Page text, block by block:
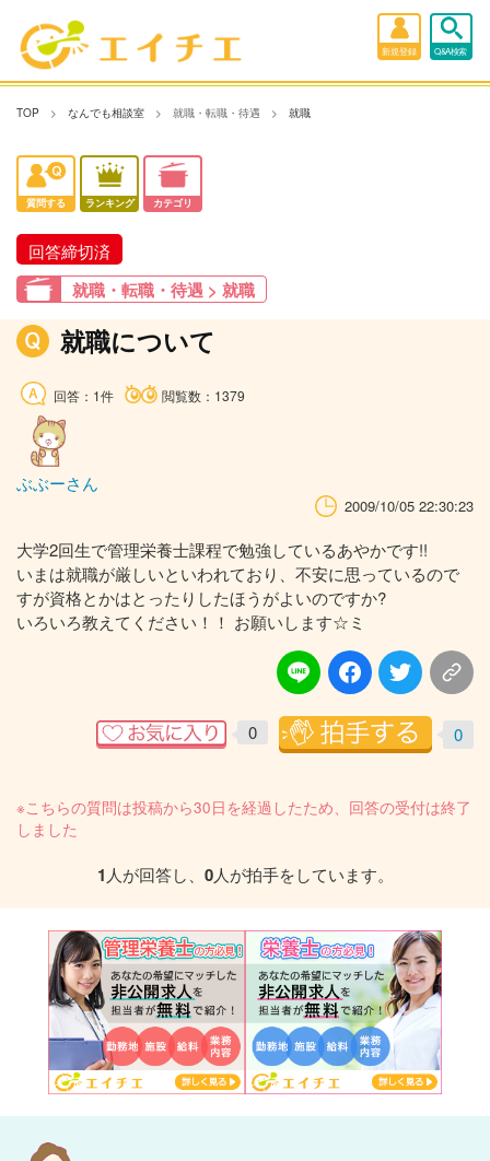
新規登録 Q&A検索
TOP なんでも相談室 就職・転職・待遇 就職
質問する ランキング カテゴリ
回答締切済
就職・転職・待遇 > 就職
就職について
回答：1件 閲覧数：1379
ぶぶーさん
2009/10/05 22:30:23
大学2回生で管理栄養士課程で勉強しているあやかです!!
いまは就職が厳しいといわれており、不安に思っているので
すが資格とかはとったりしたほうがよいのですか?
いろいろ教えてください！！ お願いします☆ミ
0 0
※こちらの質問は投稿から30日を経過したため、回答の受付は終了
しました
1人が回答し、 0人が拍手をしています。